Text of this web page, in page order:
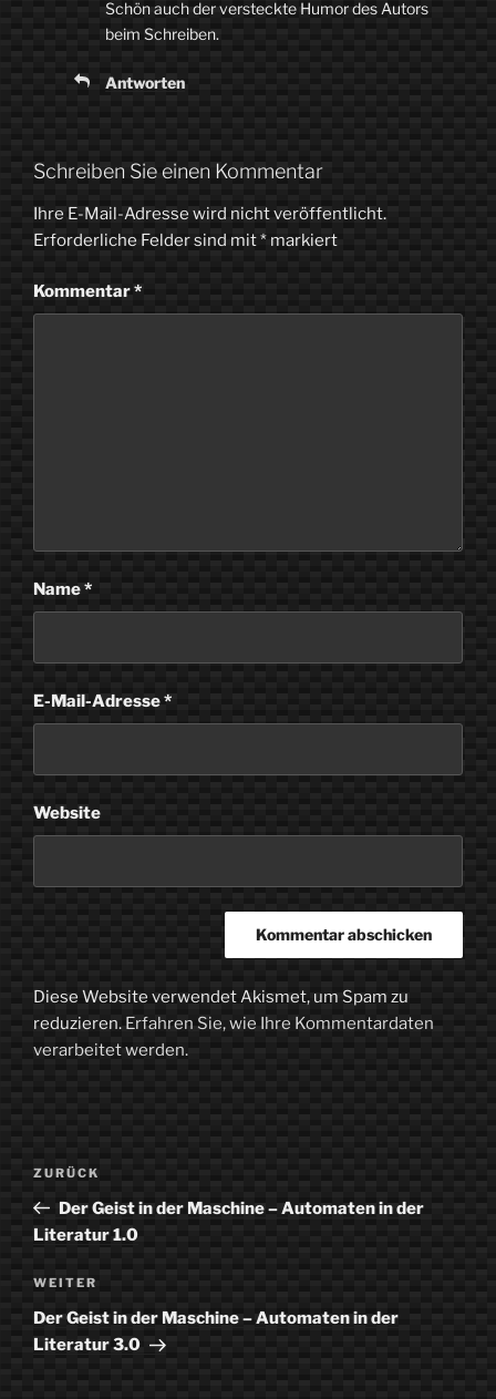
Schön auch der versteckte Humor des Autors
beim Schreiben.
Antworten
Schreiben Sie einen Kommentar
Ihre E-Mail-Adresse wird nicht veröffentlicht.
Erforderliche Felder sind mit* markiert
Kommentar*
Name*
E-Mail-Adresse*
Website
Diese Website verwendet Akismet, um Spam zu
reduzieren. Erfahren Sie, wie Ihre Kommentardaten
verarbeitet werden.
Beitragsnavigation
Vorheriger
Beitrag
ZURÜCK
Der Geist in der Maschine – Automaten in der
Literatur 1.0
Nächster
Beitrag
WEITER
Der Geist in der Maschine – Automaten in der
Literatur 3.0